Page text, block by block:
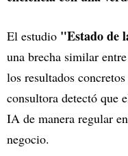
El estudio "Estado de
una brecha similar
los resultados
consultora detectó que
IA de manera regular
negocio.